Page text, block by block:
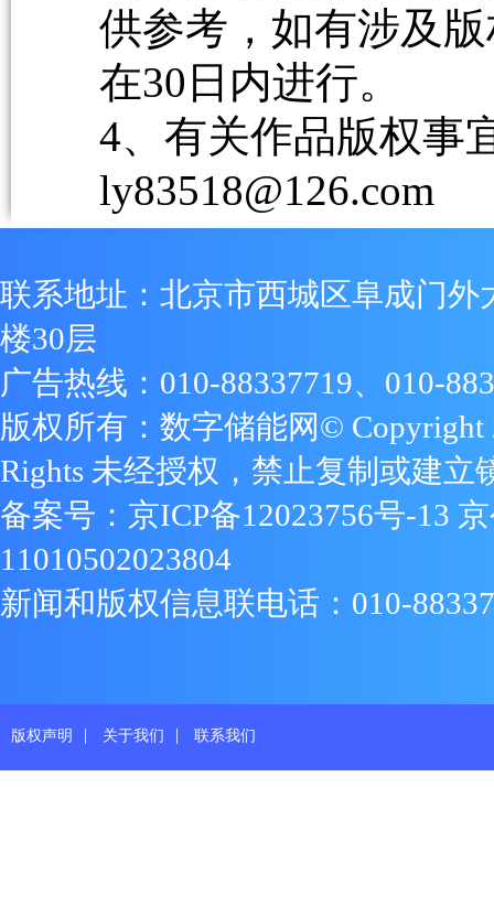
供参考，如有涉及
在30日内进行。
4、有关作品版权事
ly83518@126.com
联系地址：北京市西城区阜成门外
楼30层
广告热线：010-88337719、010-
版权所有：数字储能网© Copyright
Rights 未经授权，禁止复制或建立
备案号： 京ICP备12023756号-13
11010502023804
新闻和版权信息联电话：010-
版权声明 | 关于我们 | 联系我们